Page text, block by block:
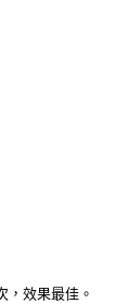
，效果最佳。